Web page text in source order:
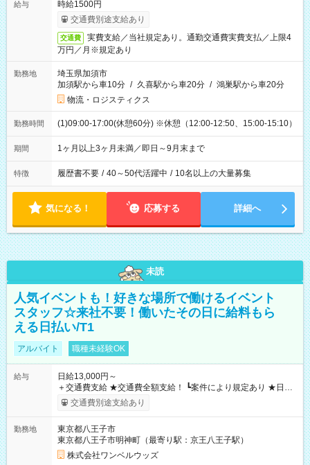
給与
時給1500円
交通費別途支給あり
交通費
実費支給／当社規定あり。通勤交通費実費支払／上限4
万円／月※規定あり
勤務地
埼玉県加須市
加須駅から車10分 / 久喜駅から車20分 / 鴻巣駅から車20分
物流・ロジスティクス
勤務時間 (1)09:00-17:00(休憩60分) ※休憩（12:00-12:50、15:00-15:10）
期間 1ヶ月以上3ヶ月未満／即日～9月末まで
特徴 履歴書不要 / 40～50代活躍中 / 10名以上の大量募集
気になる！ 応募する 詳細へ
未読
人気イベントも！好きな場所で働けるイベント
スタッフ☆来社不要！働いたその日に給料もら
える日払い/T1
アルバイト 職種未経験OK
給与
日給13,000円～
＋交通費支給 ★交通費全額支給！ ┗案件により規定あり ★日払
いOK！（規定あり） ┗働いたその日に現金GET♪ お仕事後はコ
ンビニATMから 日払い分を引き落とせます！ 【試用期間】試
交通費別途支給あり
勤務地
東京都八王子市
東京都八王子市明神町（最寄り駅：京王八王子駅）
株式会社ワンベルウッズ